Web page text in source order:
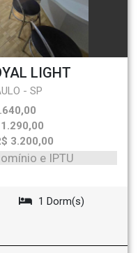
LIGHT
- SP
3.200,00
e IPTU
1 Dorm(s)